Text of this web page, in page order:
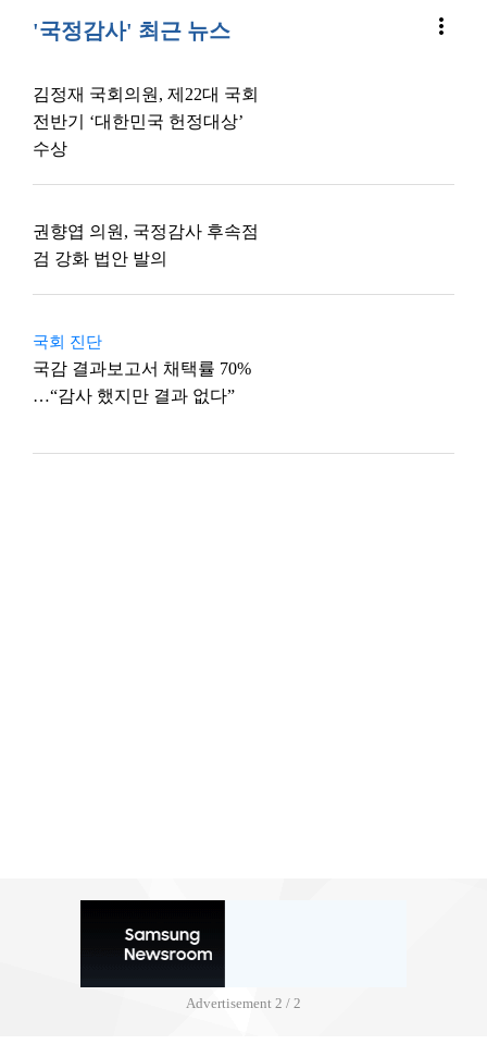
'국정감사' 최근 뉴스 more_vert
김정재 국회의원, 제22대 국회
전반기 ‘대한민국 헌정대상’
수상
권향엽 의원, 국정감사 후속점
검 강화 법안 발의
국회 진단
국감 결과보고서 채택률 70%
…“감사 했지만 결과 없다”
Advertisement 2 / 2